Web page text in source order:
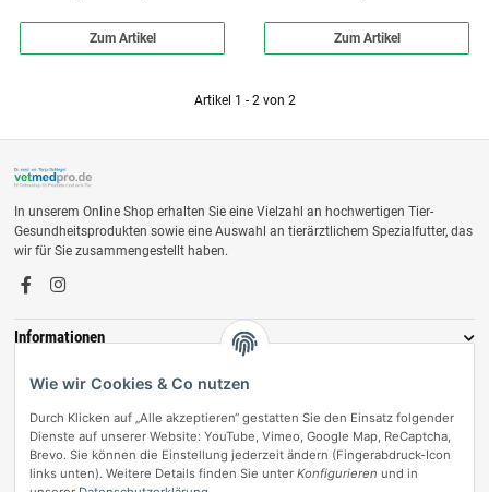
Zum Artikel Zum Artikel
Artikel 1 - 2 von 2
In unserem Online Shop erhalten Sie eine Vielzahl an hochwertigen Tier-
Gesundheitsprodukten sowie eine Auswahl an tierärztlichem Spezialfutter, das
wir für Sie zusammengestellt haben.
Informationen
Zahlungsmöglichkeiten
Wie wir Cookies & Co nutzen
Durch Klicken auf „Alle akzeptieren“ gestatten Sie den Einsatz folgender
Dienste auf unserer Website: YouTube, Vimeo, Google Map, ReCaptcha,
Brevo. Sie können die Einstellung jederzeit ändern (Fingerabdruck-Icon
links unten). Weitere Details finden Sie unter Konfigurieren und in